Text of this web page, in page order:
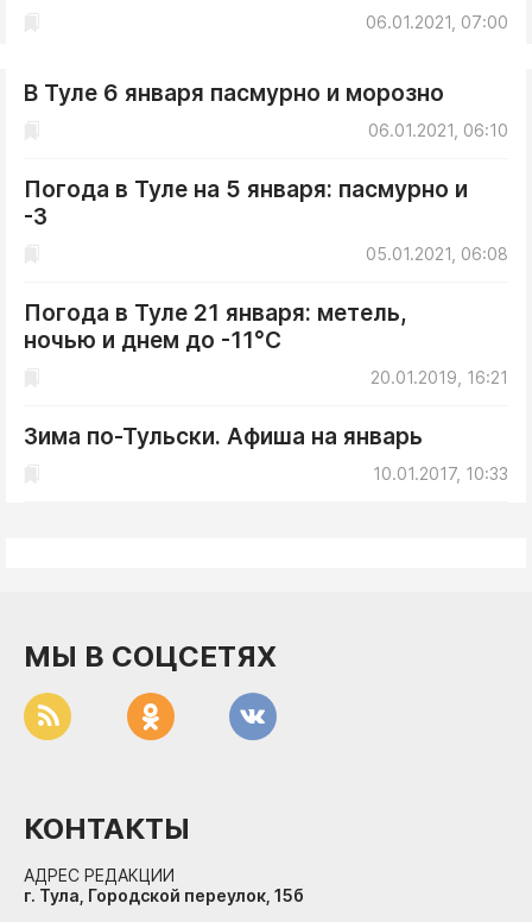
06.01.2021, 07:00
В Туле 6 января пасмурно и морозно
06.01.2021, 06:10
Погода в Туле на 5 января: пасмурно и
-3
05.01.2021, 06:08
Погода в Туле 21 января: метель,
ночью и днем до -11°С
20.01.2019, 16:21
Зима по-Тульски. Афиша на январь
10.01.2017, 10:33
МЫ В СОЦСЕТЯХ
КОНТАКТЫ
АДРЕС РЕДАКЦИИ
г. Тула, Городской переулок, 15б